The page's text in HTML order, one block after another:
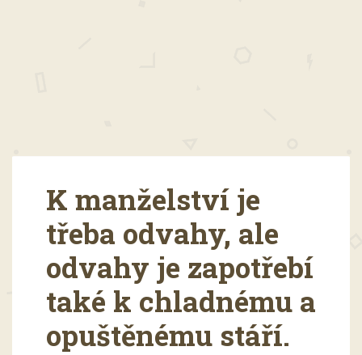
K manželství je
třeba odvahy, ale
odvahy je zapotřebí
také k chladnému a
opuštěnému stáří.